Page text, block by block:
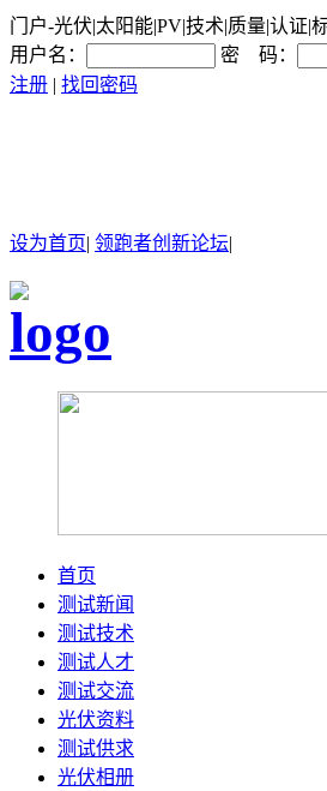
门户-光伏|太阳能|PV|技术|质量|认证|
用户名：
密 码：
注册 | 找回密码
设为首页| 领跑者创新论坛|
首页
测试新闻
测试技术
测试人才
测试交流
光伏资料
测试供求
光伏相册